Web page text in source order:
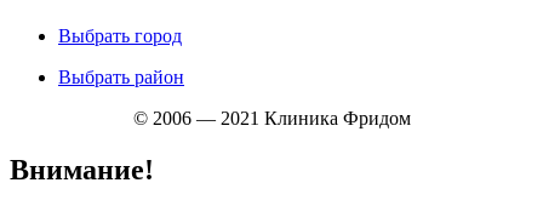
Выбрать город
Выбрать район
© 2006 — 2021 Клиника Фридом
Внимание!